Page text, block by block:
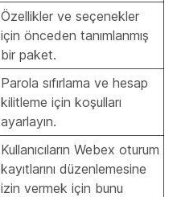
Özellikler ve seçenekler
için önceden tanımlanmış
bir paket.
Parola sıfırlama ve hesap
kilitleme için koşulları
ayarlayın.
Kullanıcıların Webex oturum
kayıtlarını düzenlemesine
izin vermek için bunu